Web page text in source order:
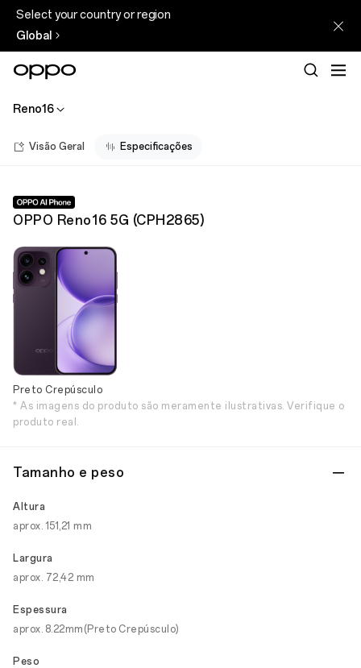
Select your country or region
Global
Reno16
Visão Geral Especificações
OPPO Reno16 5G (CPH2865)
Preto Crepúsculo
* As imagens do produto são meramente ilustrativas. Verifique o
produto real.
Tamanho e peso
Altura
aprox. 151,21 mm
Largura
aprox. 72,42 mm
Espessura
aprox. 8.22mm(Preto Crepúsculo)
Peso